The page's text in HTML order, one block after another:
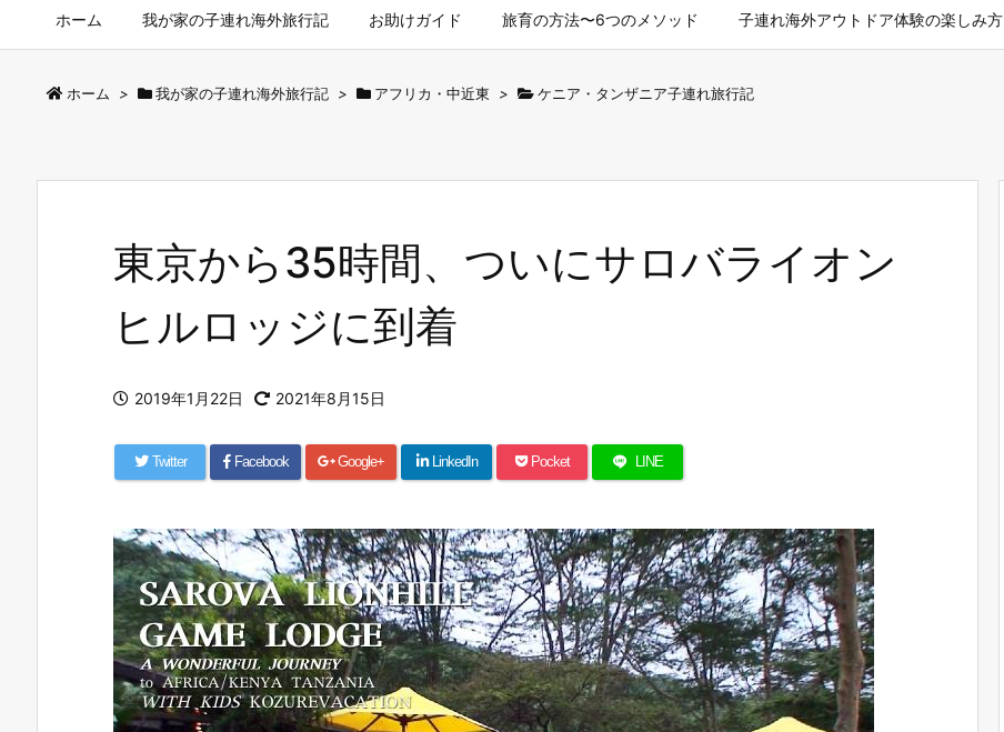
ホーム 我が家の子連れ海外旅行記 お助けガイド 旅育の方法〜6つのメソッド 子連れ海外アウトドア体験の楽しみ方
ホーム > 我が家の子連れ海外旅行記 > アフリカ・中近東 > ケニア・タンザニア子連れ旅行記
東京から35時間、ついにサロバライオン
ヒルロッジに到着
2019年1月22日 2021年8月15日
Twitter Facebook Google+ LinkedIn Pocket LINE